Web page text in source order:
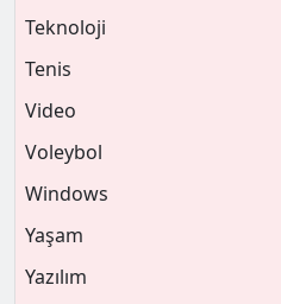
Teknoloji
Tenis
Video
Voleybol
Windows
Yaşam
Yazılım